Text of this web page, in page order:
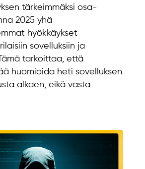
tärkeimmäksi osa-
2025 yhä
hyökkäykset
sovelluksiin ja
tarkoittaa, että
huomioida heti sovelluksen
alkaen, eikä vasta